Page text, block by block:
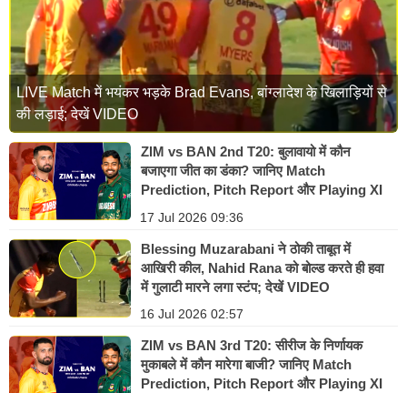
LIVE Match में भयंकर भड़के Brad Evans, बांग्लादेश के खिलाड़ियों से
की लड़ाई; देखें VIDEO
ZIM vs BAN 2nd T20: बुलावायो में कौन
बजाएगा जीत का डंका? जानिए Match
Prediction, Pitch Report और Playing XI
17 Jul 2026 09:36
Blessing Muzarabani ने ठोकी ताबूत में
आखिरी कील, Nahid Rana को बोल्ड करते ही हवा
में गुलाटी मारने लगा स्टंप; देखें VIDEO
16 Jul 2026 02:57
ZIM vs BAN 3rd T20: सीरीज के निर्णायक
मुकाबले में कौन मारेगा बाजी? जानिए Match
Prediction, Pitch Report और Playing XI